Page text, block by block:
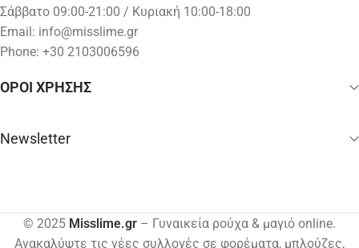
Σάββατο 09:00-21:00 / Κυριακή 10:00-18:00
Email: info@misslime.gr
Phone: +30 2103006596
ΟΡΟΙ ΧΡΗΣΗΣ
Newsletter
© 2025 Misslime.gr – Γυναικεία ρούχα & μαγιό online.
Ανακαλύψτε τις νέες συλλογές σε φορέματα, μπλούζες,